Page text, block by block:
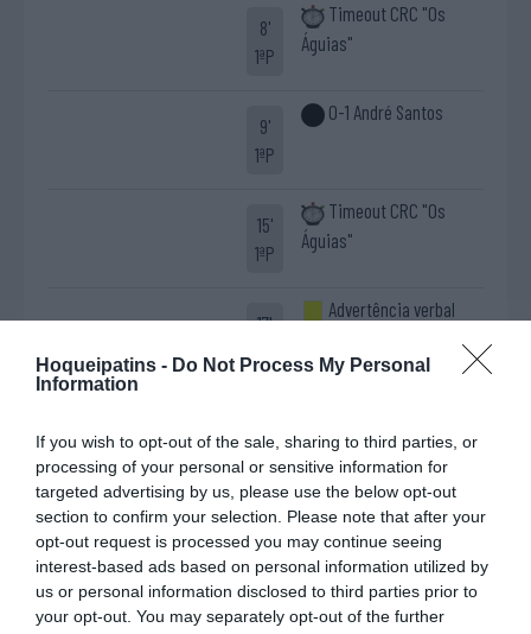
Hoqueipatins - Do Not Process My Personal
Information
If you wish to opt-out of the sale, sharing to third parties, or
processing of your personal or sensitive information for
targeted advertising by us, please use the below opt-out
section to confirm your selection. Please note that after your
opt-out request is processed you may continue seeing
interest-based ads based on personal information utilized by
us or personal information disclosed to third parties prior to
your opt-out. You may separately opt-out of the further
8'
1ªP
Timeout CRC "Os
Águias"
9'
1ªP
0-1 André Santos
15'
1ªP
Timeout CRC "Os
Águias"
17'
Advertência verbal
1ªP
Fim da 1ª parte.
Início da 2ª parte.
10ª falta de CRC "Os